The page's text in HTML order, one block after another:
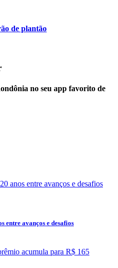
de plantão
no seu app favorito de
entre avanços e desafios